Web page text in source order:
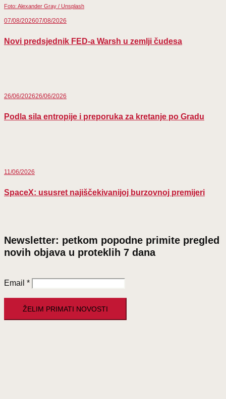
Foto: Alexander Gray / Unsplash
07/08/202607/08/2026
Novi predsjednik FED-a Warsh u zemlji čudesa
26/06/202626/06/2026
Podla sila entropije i preporuka za kretanje po Gradu
11/06/2026
SpaceX: ususret najiščekivanijoj burzovnoj premijeri
Newsletter: petkom popodne primite pregled
novih objava u proteklih 7 dana
Email *